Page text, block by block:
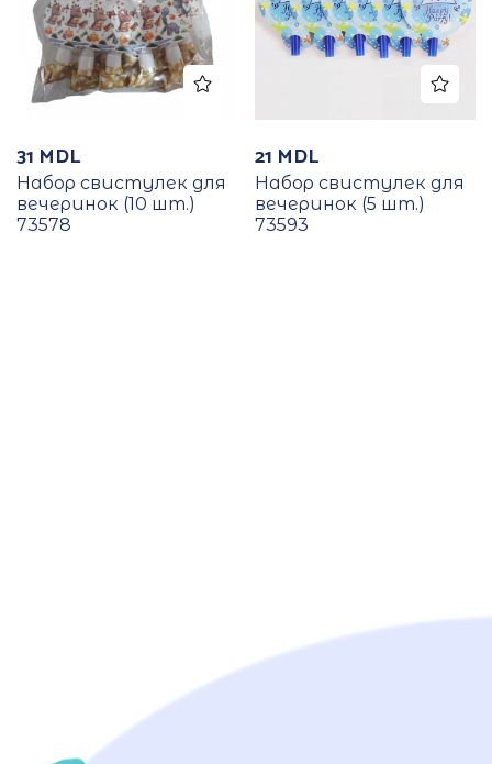
31 MDL
Набор свистулек для
вечеринок (10 шт.)
73578
21 MDL
Набор свистулек для
вечеринок (5 шт.)
73593